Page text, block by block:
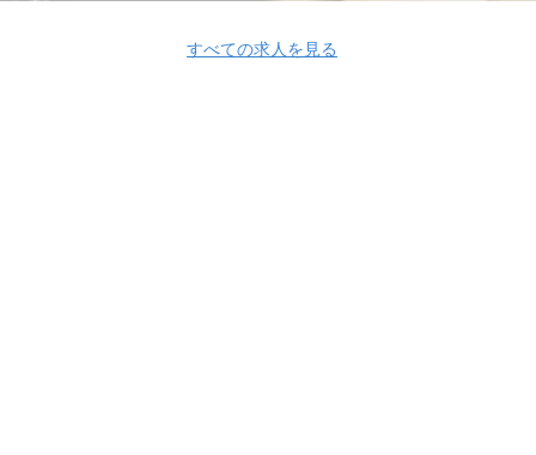
すべての求人を見る